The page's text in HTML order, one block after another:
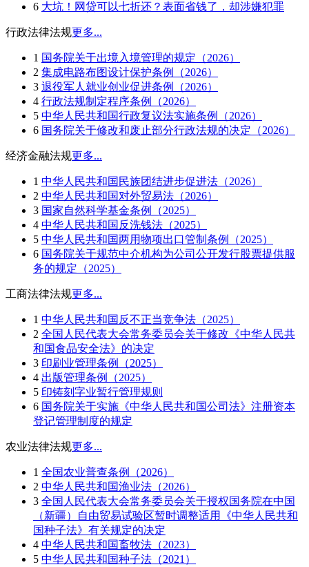
6 大坑！网贷可以七折还？表面省钱了，却涉嫌犯罪
行政法律法规更多...
1 国务院关于出境入境管理的规定（2026）
2 集成电路布图设计保护条例（2026）
3 退役军人就业创业促进条例（2026）
4 行政法规制定程序条例（2026）
5 中华人民共和国行政复议法实施条例（2026）
6 国务院关于修改和废止部分行政法规的决定（2026）
经济金融法规更多...
1 中华人民共和国民族团结进步促进法（2026）
2 中华人民共和国对外贸易法（2026）
3 国家自然科学基金条例（2025）
4 中华人民共和国反洗钱法（2025）
5 中华人民共和国两用物项出口管制条例（2025）
6 国务院关于规范中介机构为公司公开发行股票提供服
务的规定（2025）
工商法律法规更多...
1 中华人民共和国反不正当竞争法（2025）
2 全国人民代表大会常务委员会关于修改《中华人民共
和国食品安全法》的决定
3 印刷业管理条例（2025）
4 出版管理条例（2025）
5 印铸刻字业暂行管理规则
6 国务院关于实施《中华人民共和国公司法》注册资本
登记管理制度的规定
农业法律法规更多...
1 全国农业普查条例（2026）
2 中华人民共和国渔业法（2026）
3 全国人民代表大会常务委员会关于授权国务院在中国
（新疆）自由贸易试验区暂时调整适用《中华人民共和
国种子法》有关规定的决定
4 中华人民共和国畜牧法（2023）
5 中华人民共和国种子法（2021）